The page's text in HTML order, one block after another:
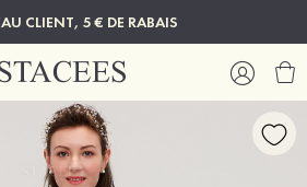
CLIENT, 5 € DE RABAIS